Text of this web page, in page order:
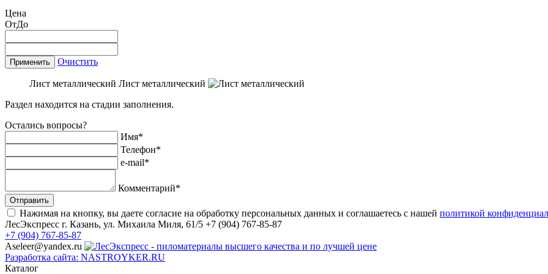
Цена
ОтДо
Применить Очистить
Лист металлический Лист металлический
Раздел находится на стадии заполнения.
Остались вопросы?
Имя*
Телефон*
e-mail*
Комментарий*
Отправить
Нажимая на кнопку, вы даете согласие на обработку персональных данных и соглашаетесь с нашей политикой
ЛесЭкспресс г. Казань, ул. Михаила Миля, 61/5 +7 (904) 767-85-87
+7 (904) 767-85-87
Aseleer@yandex.ru
Разработка сайта: NASTROYKER.RU
Каталог